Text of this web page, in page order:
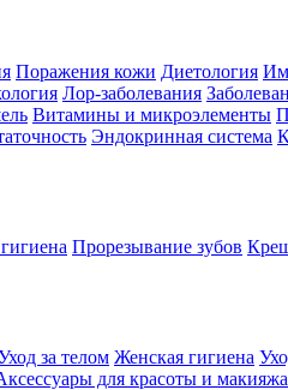
Поражения кожи Диетология
Лор-заболевания
Витамины и микроэлементы
Эндокринная система
Прорезывание зубов
за телом Женская гигиена
для красоты и макияжа